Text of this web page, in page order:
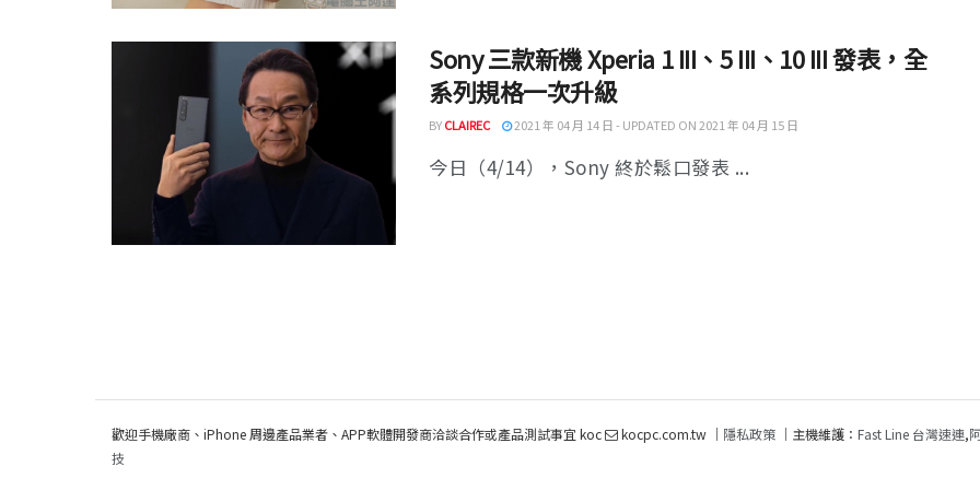
Sony 三款新機 Xperia 1 III、5 III、10 III 發表，全
系列規格一次升級
BYCLAIREC 2021 年 04 月 14 日 - UPDATED ON 2021 年 04 月 15 日
今日（4/14），Sony 終於鬆口發表 ...
歡迎手機廠商、iPhone 周邊產品業者、APP軟體開發商洽談合作或產品測試事宜 koc kocpc.com.tw ｜ 隱私政策 ｜主機維護： Fast Line 台灣速連,
技